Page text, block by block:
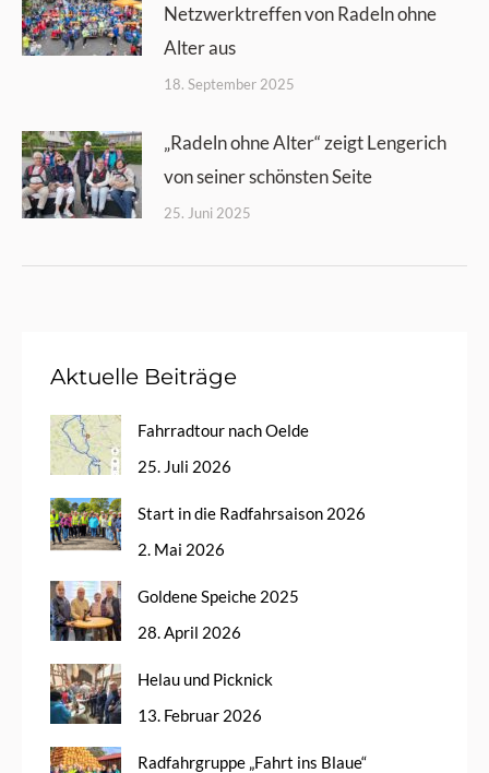
Netzwerktreffen von Radeln ohne
Alter aus
18. September 2025
„Radeln ohne Alter“ zeigt Lengerich
von seiner schönsten Seite
25. Juni 2025
Aktuelle Beiträge
Fahrradtour nach Oelde
25. Juli 2026
Start in die Radfahrsaison 2026
2. Mai 2026
Goldene Speiche 2025
28. April 2026
Helau und Picknick
13. Februar 2026
Radfahrgruppe „Fahrt ins Blaue“